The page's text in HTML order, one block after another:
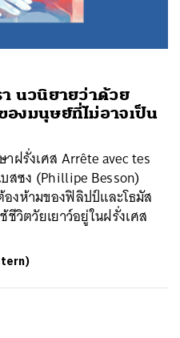
นวนิยายว่าด้วย
งมนุษย์ที่ไม่อาจเป็น
ฝรั่งเศส Arrête avec tes
สซง (Phillipe Besson)
องห้ามของฟิลิปป์และโธมัส
วิตวัยเยาว์อยู่ในฝรั่งเศส